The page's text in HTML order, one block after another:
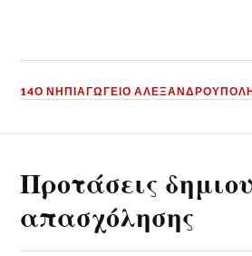
14Ο ΝΗΠΙΑΓΩΓΕΙΟ
Προτάσεις
απασχόλησης